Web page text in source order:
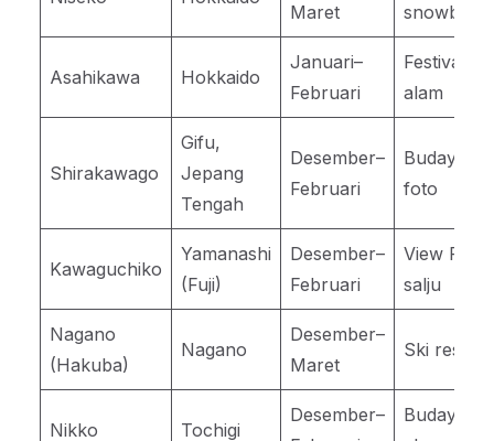
Maret
Asahikawa Hokkaido
Januari–
Februari
Festival es,
alam
Shirakawago
Gifu,
Jepang
Tengah
Desember–
Februari
Budaya &
foto
Kawaguchiko
Yamanashi
(Fuji)
Desember–
Februari
View Fuji +
salju
Nagano
(Hakuba)
Nagano
Desember–
Maret
Ski resort
Nikko Tochigi
Desember–
Budaya &